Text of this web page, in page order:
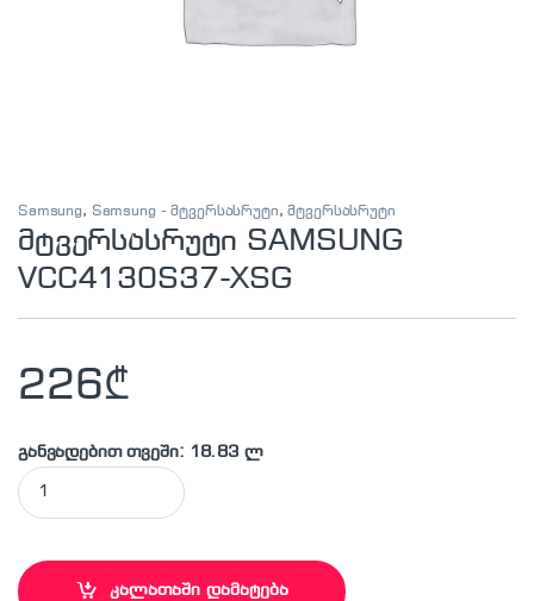
Samsung, Samsung - მტვერსასრუტი,მტვერსასრუტი
მტვერსასრუტი SAMSUNG
VCC4130S37-XSG
226₾
განვადებით თვეში: 18.83 ლ
მტვერსასრუტი SAMSUNG VCC4130S37-XSG quantity
კალათაში დამატება